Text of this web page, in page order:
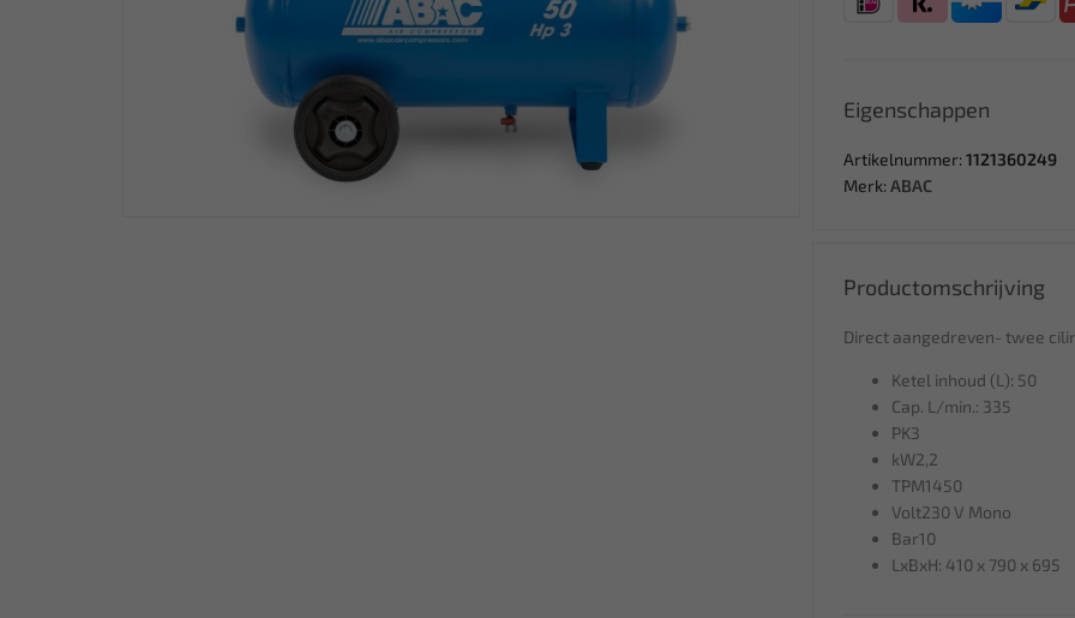
Eigenschappen
Artikelnummer: 1121360249
Merk: ABAC
Productomschrijving
Direct aangedreven- twee
Ketel inhoud (L): 50
Cap. L/min.: 335
PK3
kW2,2
TPM1450
Volt230 V Mono
Bar10
LxBxH: 410 x 790 x 695